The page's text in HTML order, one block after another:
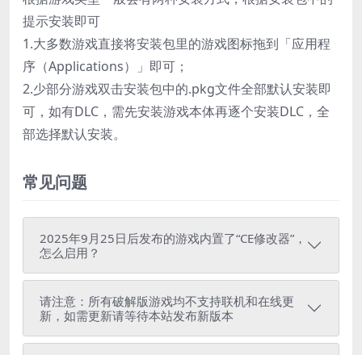
提示安装即可
1.大多数游戏直接将安装包里的游戏图标拖到「应用程
序（Applications）」即可；
2.少部分游戏双击安装包中的.pkg文件全部默认安装即
可，如有DLC，需先安装游戏本体再逐个安装DLC，全
部选择默认安装。
常见问题
2025年9月25日后发布的游戏内置了“CE修改器”，
怎么启用？
请注意：所有破解版游戏均不支持联机和在线更
新，如需更新请等待本站发布新版本